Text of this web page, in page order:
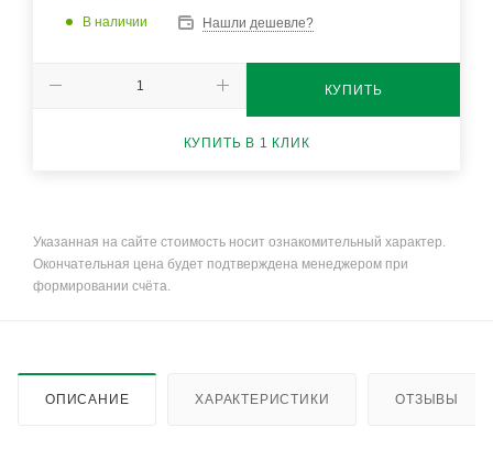
В наличии Нашли дешевле?
КУПИТЬ
КУПИТЬ В 1 КЛИК
Указанная на сайте стоимость носит ознакомительный характер.
Окончательная цена будет подтверждена менеджером при
формировании счёта.
ОПИСАНИЕ ХАРАКТЕРИСТИКИ ОТЗЫВЫ